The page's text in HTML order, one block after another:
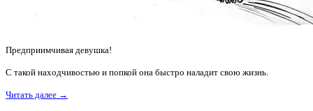
Предприимчивая девушка!
С такой находчивостью и попкой она быстро наладит свою жизнь.
Читать далее →